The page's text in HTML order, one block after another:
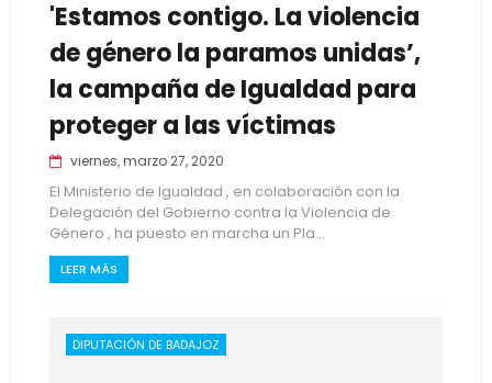
'Estamos contigo. La violencia
de género la paramos unidas’,
la campaña de Igualdad para
proteger a las víctimas
viernes, marzo 27, 2020
El Ministerio de Igualdad , en colaboración con la
Delegación del Gobierno contra la Violencia de
Género , ha puesto en marcha un Pla...
LEER MÁS
DIPUTACIÓN DE BADAJOZ